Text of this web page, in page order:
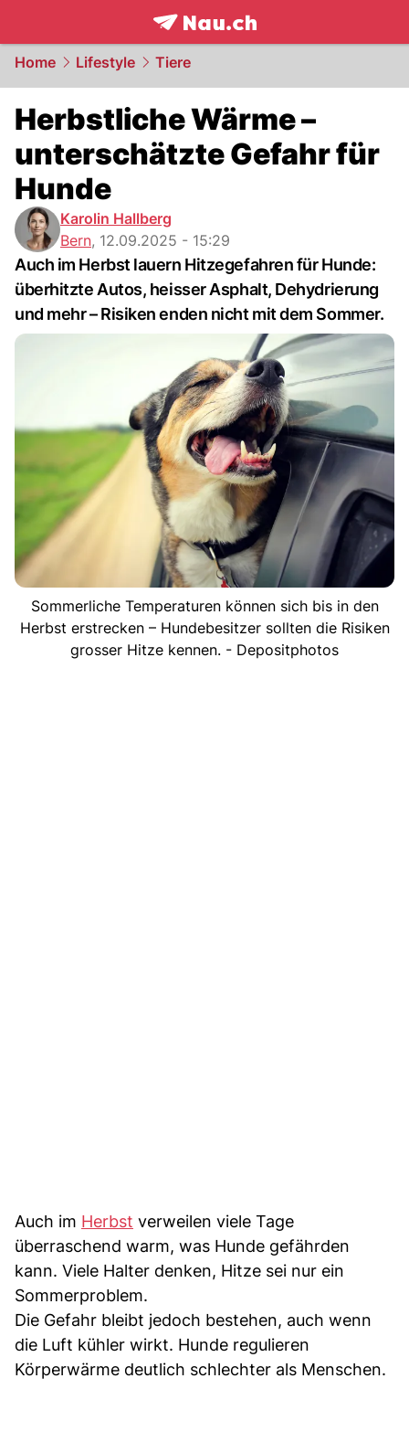
frontpage.NAU.ch
Home Lifestyle Tiere
Herbstliche Wärme –
unterschätzte Gefahr für
Hunde
Karolin Hallberg
Bern, 12.09.2025 - 15:29
Auch im Herbst lauern Hitzegefahren für Hunde:
überhitzte Autos, heisser Asphalt, Dehydrierung
und mehr – Risiken enden nicht mit dem Sommer.
Sommerliche Temperaturen können sich bis in den
Herbst erstrecken – Hundebesitzer sollten die Risiken
grosser Hitze kennen. - Depositphotos
Auch im Herbst verweilen viele Tage
überraschend warm, was Hunde gefährden
kann. Viele Halter denken, Hitze sei nur ein
Sommerproblem.
Die Gefahr bleibt jedoch bestehen, auch wenn
die Luft kühler wirkt. Hunde regulieren
Körperwärme deutlich schlechter als Menschen.